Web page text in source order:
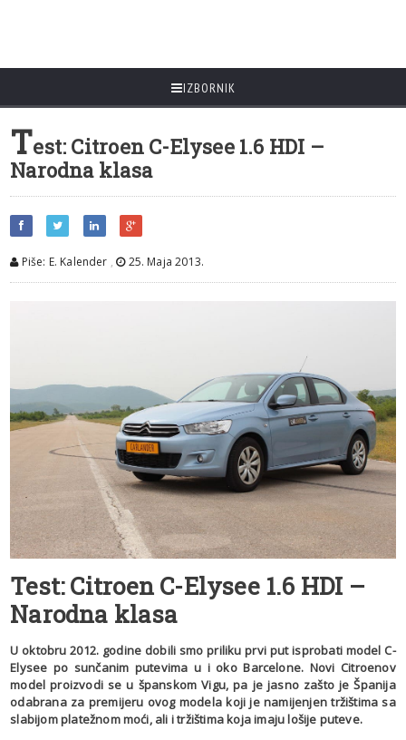
IZBORNIK
Test: Citroen C-Elysee 1.6 HDI –
Narodna klasa
Piše: E. Kalender , 25. Maja 2013.
Test: Citroen C-Elysee 1.6 HDI –
Narodna klasa
U oktobru 2012. godine dobili smo priliku prvi put isprobati model C-
Elysee po sunčanim putevima u i oko Barcelone. Novi Citroenov
model proizvodi se u španskom Vigu, pa je jasno zašto je Španija
odabrana za premijeru ovog modela koji je namijenjen tržištima sa
slabijom platežnom moći, ali i tržištima koja imaju lošije puteve.